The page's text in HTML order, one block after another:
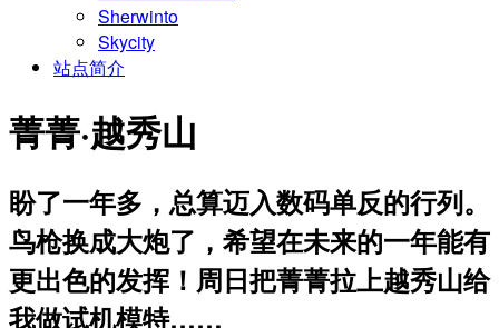
Sherwinto
Skycity
站点简介
菁菁·越秀山
盼了一年多，总算迈入数码单反的行列。
鸟枪换成大炮了，希望在未来的一年能有
更出色的发挥！周日把菁菁拉上越秀山给
我做试机模特……